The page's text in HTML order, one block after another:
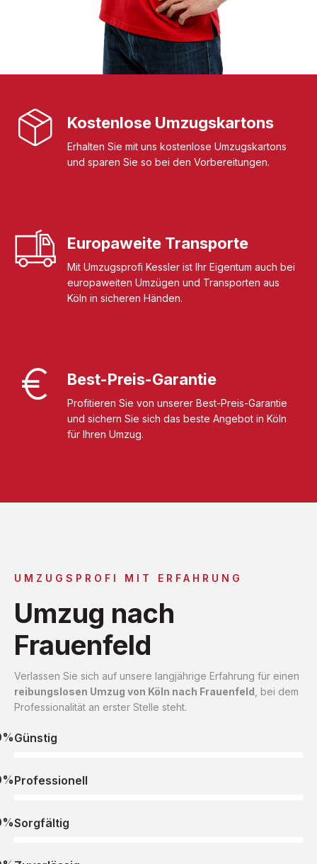
Kostenlose Umzugskartons
Erhalten Sie mit uns kostenlose Umzugskartons
und sparen Sie so bei den Vorbereitungen.
Europaweite Transporte
Mit Umzugsprofi Kessler ist Ihr Eigentum auch bei
europaweiten Umzügen und Transporten aus
Köln in sicheren Händen.
Best-Preis-Garantie
Profitieren Sie von unserer Best-Preis-Garantie
und sichern Sie sich das beste Angebot in Köln
für Ihren Umzug.
UMZUGSPROFI MIT ERFAHRUNG
Umzug nach
Frauenfeld
Verlassen Sie sich auf unsere langjährige Erfahrung für einen
reibungslosen Umzug von Köln nach Frauenfeld , bei dem
Professionalität an erster Stelle steht.
Günstig
Professionell
Sorgfältig